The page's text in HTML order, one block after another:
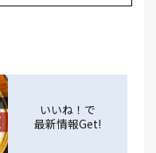
いいね！で
最新情報Get!